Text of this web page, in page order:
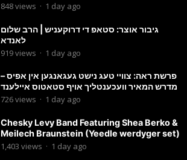
848views · 1 day ago
גיבור אוצר: סטאפ די דרוקעניש | הרב שלום
לאנדא
919views · 1 day ago
פרשת ראה: צוויי טעג נישט געגאנגען אין אפיס –
מדרש המאיר וועכענטליך אויף סטאטוס איילענד
726views · 1 day ago
Chesky Levy Band Featuring Shea Berko &
Meilech Braunstein (Yeedle werdyger set)
1,403 views · 1 day ago